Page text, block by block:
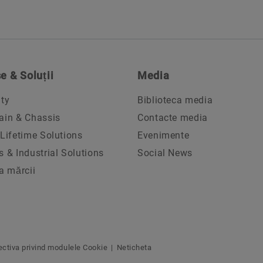
& Soluții
& Chassis
Solutions
& Industrial Solutions
mărcii
Media
Biblioteca media
Contacte media
Evenimente
Social News
privind modulele Cookie Neticheta